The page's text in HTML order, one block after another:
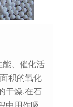
能、催化活
积的氧化
干燥,在石